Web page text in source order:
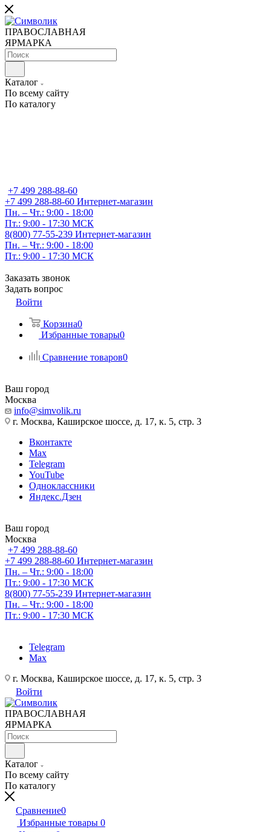
ПРАВОСЛАВНАЯ
ЯРМАРКА
Каталог
По всему сайту
По каталогу
+7 499 288-88-60
+7 499 288-88-60 Интернет-магазин
Пн. – Чт.: 9:00 - 18:00
Пт.: 9:00 - 17:30 МСК
8(800) 77-55-239 Интернет-магазин
Пн. – Чт.: 9:00 - 18:00
Пт.: 9:00 - 17:30 МСК
Заказать звонок
Задать вопрос
Войти
Корзина0
Избранные товары0
Сравнение товаров0
Ваш город
Москва
info@simvolik.ru
г. Москва, Каширское шоссе, д. 17, к. 5, стр. 3
Вконтакте
Max
Telegram
YouTube
Одноклассники
Яндекс.Дзен
Ваш город
Москва
+7 499 288-88-60
+7 499 288-88-60 Интернет-магазин
Пн. – Чт.: 9:00 - 18:00
Пт.: 9:00 - 17:30 МСК
8(800) 77-55-239 Интернет-магазин
Пн. – Чт.: 9:00 - 18:00
Пт.: 9:00 - 17:30 МСК
Telegram
Max
г. Москва, Каширское шоссе, д. 17, к. 5, стр. 3
Войти
ПРАВОСЛАВНАЯ
ЯРМАРКА
Каталог
По всему сайту
По каталогу
Сравнение0
Избранные товары 0